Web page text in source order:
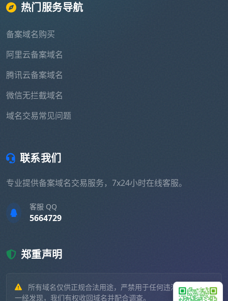
热门服务导航
备案域名购买
阿里云备案域名
腾讯云备案域名
微信无拦截域名
域名交易常见问题
联系我们
专业提供备案域名交易服务，7x24小时在线客服。
客服 QQ
5664729
郑重声明
所有域名仅供正规合法用途，严禁用于任何违法违规业务。
一经发现，我们有权收回域名并配合调查。